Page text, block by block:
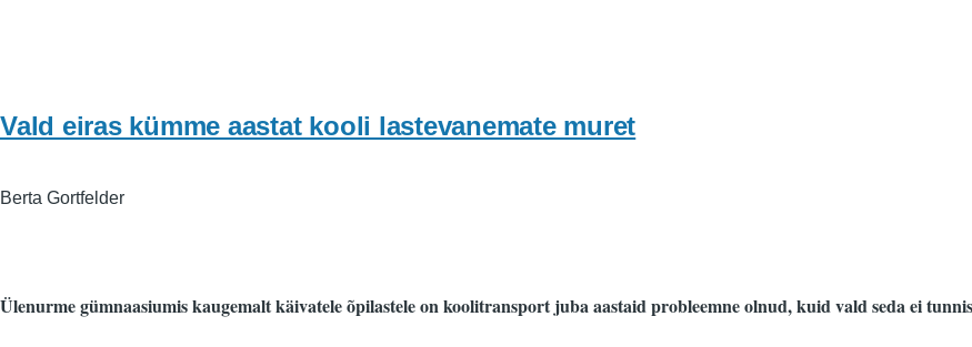
Vald eiras kümme aastat kooli lastevanemate muret
Berta Gortfelder
Ülenurme gümnaasiumis kaugemalt käivatele õpilastele on koolitransport juba aastaid probleemne olnud, kuid vald seda ei